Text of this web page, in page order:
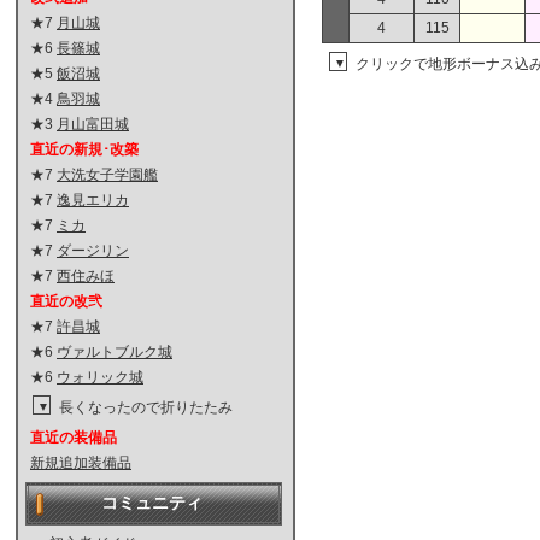
★7 月山城
★6 長篠城
★5 飯沼城
★4 鳥羽城
★3 月山富田城
直近の新規･改築
★7 大洗女子学園艦
★7 逸見エリカ
★7 ミカ
★7 ダージリン
★7 西住みほ
直近の改弐
★7 許昌城
★6 ヴァルトブルク城
★6 ウォリック城
▼
長くなったので折りたたみ
直近の装備品
新規追加装備品
コミュニティ
4
115
▼ クリックで地形ボーナス込